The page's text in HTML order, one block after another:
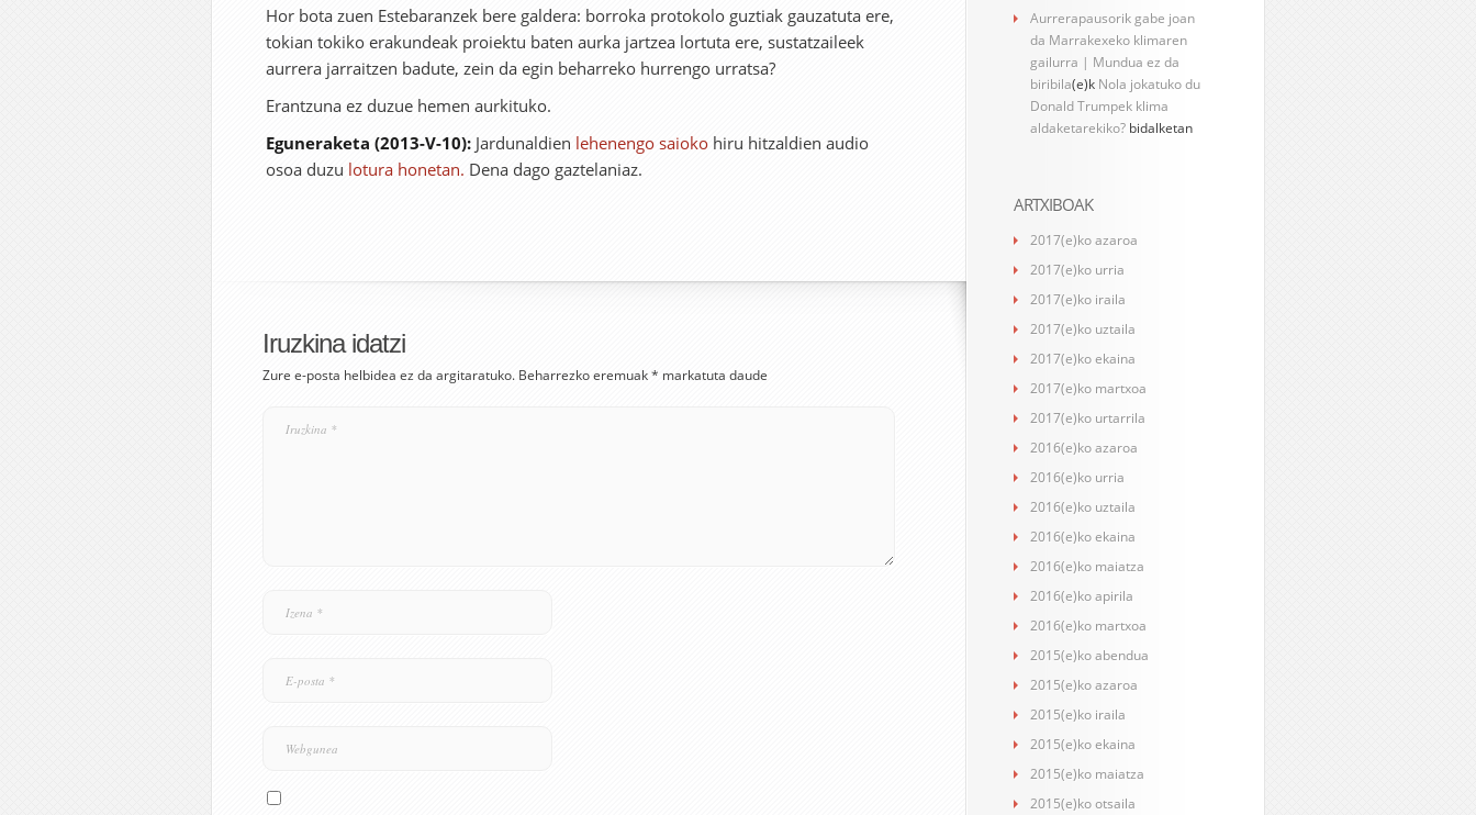
Hor bota zuen Estebaranzek bere galdera: borroka protokolo guztiak gauzatuta ere,
tokian tokiko erakundeak proiektu baten aurka jartzea lortuta ere, sustatzaileek
aurrera jarraitzen badute, zein da egin beharreko hurrengo urratsa?
Erantzuna ez duzue hemen aurkituko.
Eguneraketa (2013-V-10): Jardunaldien lehenengo saioko hiru hitzaldien audio
osoa duzu lotura honetan. Dena dago gaztelaniaz.
Iruzkina idatzi
Zure e-posta helbidea ez da argitaratuko. Beharrezko eremuak* markatuta daude
Aurrerapausorik gabe joan
da Marrakexeko klimaren
gailurra | Mundua ez da
biribila(e)k Nola jokatuko du
Donald Trumpek klima
aldaketarekiko? bidalketan
ARTXIBOAK
2017(e)ko azaroa
2017(e)ko urria
2017(e)ko iraila
2017(e)ko uztaila
2017(e)ko ekaina
2017(e)ko martxoa
2017(e)ko urtarrila
2016(e)ko azaroa
2016(e)ko urria
2016(e)ko uztaila
2016(e)ko ekaina
2016(e)ko maiatza
2016(e)ko apirila
2016(e)ko martxoa
2015(e)ko abendua
2015(e)ko azaroa
2015(e)ko iraila
2015(e)ko ekaina
2015(e)ko maiatza
2015(e)ko otsaila